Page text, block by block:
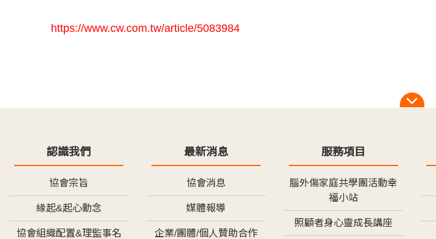
https://www.cw.com.tw/article/5083984
認識我們
協會宗旨
緣起&起心動念
協會組織配置&理監事名
最新消息
協會消息
媒體報導
企業/團體/個人贊助合作
服務項目
腦外傷家庭共學團活動幸
福小站
照顧者身心靈成長講座